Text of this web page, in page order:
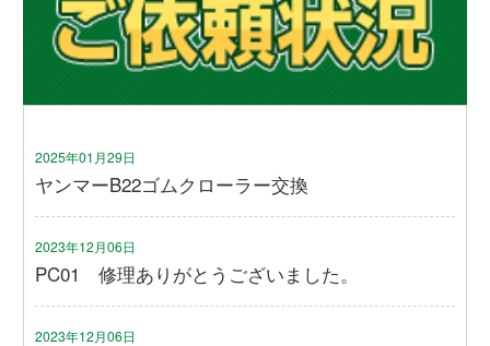
2025年01月29日
ヤンマーB22ゴムクローラー交換
2023年12月06日
PC01 修理ありがとうございました。
2023年12月06日